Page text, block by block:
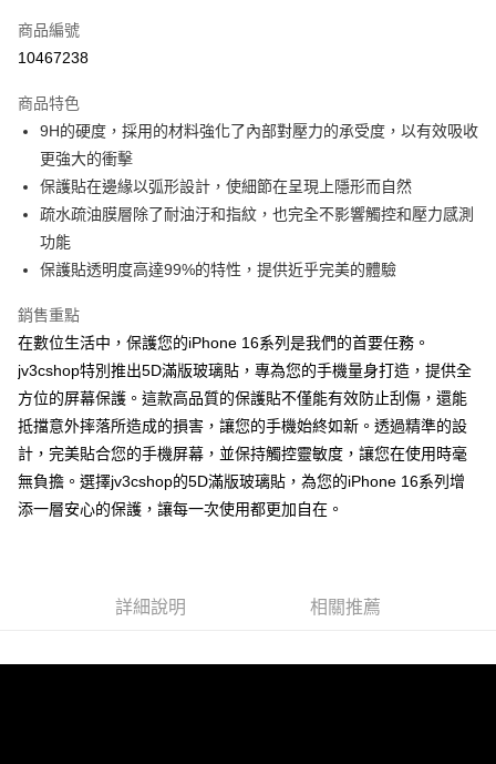
Apple Pay
AFTEE先享後付
相關說明
【關於「AFTEE先享後付」】
AFTEE先享後付是「在收到商品之後才付款」的支付方式。 讓您購物簡單
便利好安心！
１．簡單：不需註冊會員、不需綁卡、不需儲值。
２．便利：只要手機號碼，簡訊認證，即可結帳。
３．安心：先確認商品／服務後，再付款。
【「AFTEE先享後付」結帳流程】
１．於結帳方式選擇「AFTEE先享後付」後，將跳轉至「AFTEE先享後付」
結帳頁面，進行簡訊認證並確認金額後，即可完成結帳。
２．訂單成立數日內，您將收到繳費通知簡訊。
ATM／網路銀行／等多元方式進行付款，方視為交易完成。
※ 請注意：結帳手續完成當下不需立刻繳費，但若您需要取消訂單，請聯絡
購買商品的店家。未經商家同意取消之訂單仍視為有效，需透過AFTEE先享
後付繳納相關費用。
※ 交易是否成功請以「AFTEE先享後付 」之結帳頁面顯示為準，若有關於
是否繳費成功／繳費後需取消欲退款等相關疑問，請聯繫「AFTEE先享後付
易，需依本服務之必要範圍內提供個人資料，並將交易相關給付款項請求債
https://aftee.tw/terms/#terms3
ATM付款
運送方式
全家取貨付款
付款後全家取貨
每筆NT$60，滿NT$499(含以上)免運費
7-11取貨付款
每筆NT$60，滿NT$499(含以上)免運費
付款後7-11取貨
每筆NT$60，滿NT$499(含以上)免運費
商品編號
10467238
商品特色
9H的硬度，採用的材料強化了內部對壓力的承受度，以有效吸收
更強大的衝擊
保護貼在邊緣以弧形設計，使細節在呈現上隱形而自然
疏水疏油膜層除了耐油汙和指紋，也完全不影響觸控和壓力感測
功能
保護貼透明度高達99%的特性，提供近乎完美的體驗
銷售重點
在數位生活中，保護您的iPhone 16系列是我們的首要任務。
jv3cshop特別推出5D滿版玻璃貼，專為您的手機量身打造，提供全
方位的屏幕保護。這款高品質的保護貼不僅能有效防止刮傷，還能
抵擋意外摔落所造成的損害，讓您的手機始終如新。透過精準的設
計，完美貼合您的手機屏幕，並保持觸控靈敏度，讓您在使用時毫
無負擔。選擇jv3cshop的5D滿版玻璃貼，為您的iPhone 16系列增
添一層安心的保護，讓每一次使用都更加自在。
詳細說明 相關推薦